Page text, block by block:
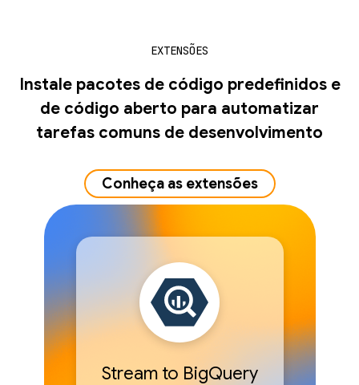
EXTENSÕES
Instale pacotes de código predefinidos e
de código aberto para automatizar
tarefas comuns de desenvolvimento
Conheça as extensões
Stream to BigQuery